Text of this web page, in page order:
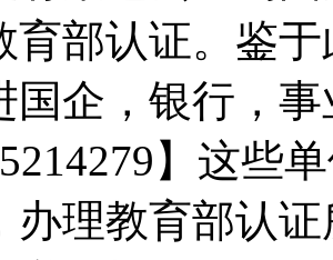
育部认证。鉴
国企，银行，
】这些
办理教育部认